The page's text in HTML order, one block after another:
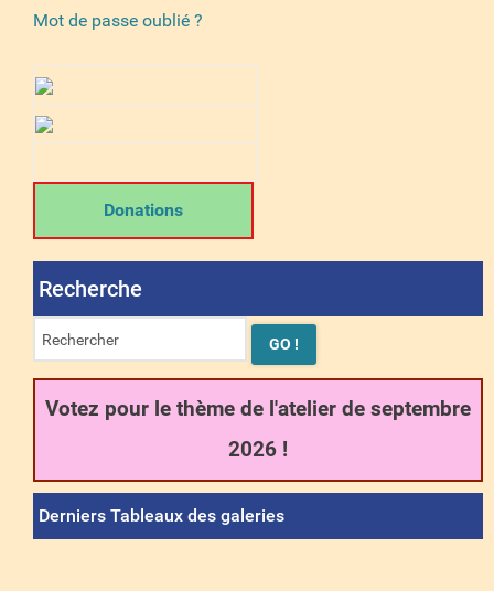
Mot de passe oublié ?
Donations
Recherche
Votez pour le thème de l'atelier de septembre
2026 !
Derniers Tableaux des galeries